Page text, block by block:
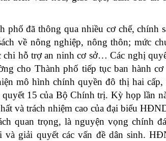
đã thông qua nhiều cơ chế, chính
về nông nghiệp, nông thôn; mức
chi hỗ trợ an ninh cơ sở… Các nghị
cho Thành phố tiếp tục ban hành
mô hình chính quyền đô thị hai cấp,
15 của Bộ Chính trị. Kỳ họp lần
và trách nhiệm cao của đại biểu
quan trọng, là nguyện vọng chính
giải quyết các vấn đề dân sinh.